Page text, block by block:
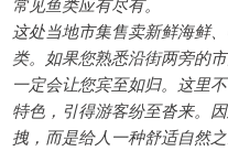
常见鱼类应有尽有。
这处当地市集售卖新鲜海鲜
类。如果您熟悉沿街两旁的
一定会让您宾至如归。这里
特色，引得游客纷至沓来。
拽，而是给人一种舒适自然